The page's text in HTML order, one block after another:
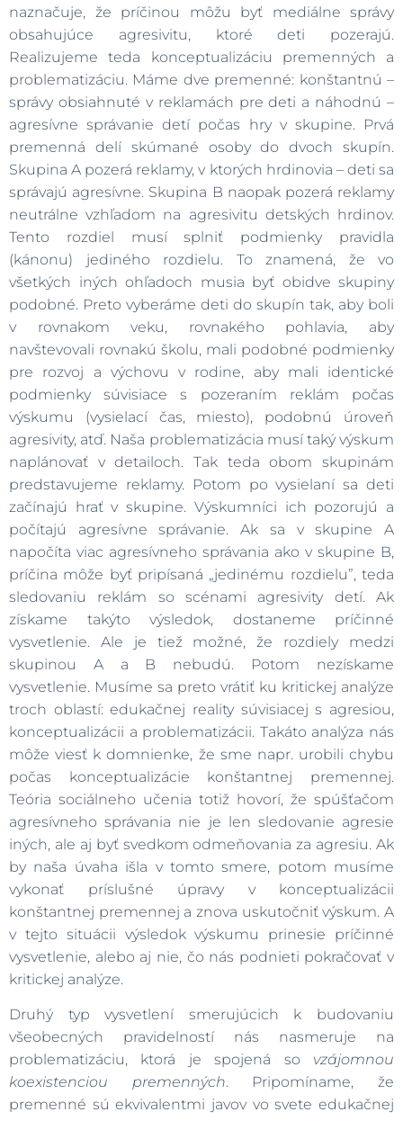
naznačuje, že príčinou môžu byť mediálne správy
obsahujúce agresivitu, ktoré deti pozerajú.
Realizujeme teda konceptualizáciu premenných a
problematizáciu. Máme dve premenné: konštantnú –
správy obsiahnuté v reklamách pre deti a náhodnú –
agresívne správanie detí počas hry v skupine. Prvá
premenná delí skúmané osoby do dvoch skupín.
Skupina A pozerá reklamy, v ktorých hrdinovia – deti sa
správajú agresívne. Skupina B naopak pozerá reklamy
neutrálne vzhľadom na agresivitu detských hrdinov.
Tento rozdiel musí splniť podmienky pravidla
(kánonu) jediného rozdielu. To znamená, že vo
všetkých iných ohľadoch musia byť obidve skupiny
podobné. Preto vyberáme deti do skupín tak, aby boli
v rovnakom veku, rovnakého pohlavia, aby
navštevovali rovnakú školu, mali podobné podmienky
pre rozvoj a výchovu v rodine, aby mali identické
podmienky súvisiace s pozeraním reklám počas
výskumu (vysielací čas, miesto), podobnú úroveň
agresivity, atď. Naša problematizácia musí taký výskum
naplánovať v detailoch. Tak teda obom skupinám
predstavujeme reklamy. Potom po vysielaní sa deti
začínajú hrať v skupine. Výskumníci ich pozorujú a
počítajú agresívne správanie. Ak sa v skupine A
napočíta viac agresívneho správania ako v skupine B,
príčina môže byť pripísaná „jedinému rozdielu”, teda
sledovaniu reklám so scénami agresivity detí. Ak
získame takýto výsledok, dostaneme príčinné
vysvetlenie. Ale je tiež možné, že rozdiely medzi
skupinou A a B nebudú. Potom nezískame
vysvetlenie. Musíme sa preto vrátiť ku kritickej analýze
troch oblastí: edukačnej reality súvisiacej s agresiou,
konceptualizácii a problematizácii. Takáto analýza nás
môže viesť k domnienke, že sme napr. urobili chybu
počas konceptualizácie konštantnej premennej.
Teória sociálneho učenia totiž hovorí, že spúšťačom
agresívneho správania nie je len sledovanie agresie
iných, ale aj byť svedkom odmeňovania za agresiu. Ak
by naša úvaha išla v tomto smere, potom musíme
vykonať príslušné úpravy v konceptualizácii
konštantnej premennej a znova uskutočniť výskum. A
v tejto situácii výsledok výskumu prinesie príčinné
vysvetlenie, alebo aj nie, čo nás podnieti pokračovať v
kritickej analýze.
Druhý typ vysvetlení smerujúcich k budovaniu
všeobecných pravidelností nás nasmeruje na
problematizáciu, ktorá je spojená so vzájomnou
koexistenciou premenných. Pripomíname, že
premenné sú ekvivalentmi javov vo svete edukačnej